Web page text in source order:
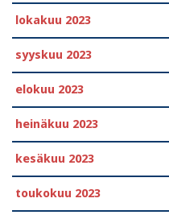
lokakuu 2023
syyskuu 2023
elokuu 2023
heinäkuu 2023
kesäkuu 2023
toukokuu 2023